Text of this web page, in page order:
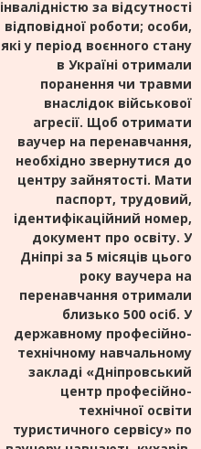
інвалідністю за відсутності
відповідної роботи; особи,
які у період воєнного стану
в Україні отримали
поранення чи травми
внаслідок військової
агресії. Щоб отримати
ваучер на перенавчання,
необхідно звернутися до
центру зайнятості. Мати
паспорт, трудовий,
ідентифікаційний номер,
документ про освіту. У
Дніпрі за 5 місяців цього
року ваучера на
перенавчання отримали
близько 500 осіб. У
державному професійно-
технічному навчальному
закладі «Дніпровський
центр професійно-
технічної освіти
туристичного сервісу» по